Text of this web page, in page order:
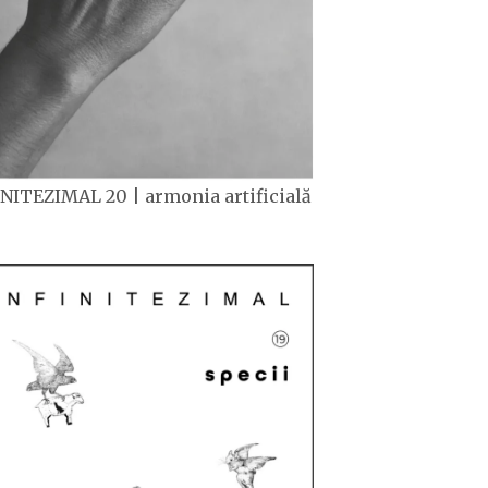
20 | armonia artificială